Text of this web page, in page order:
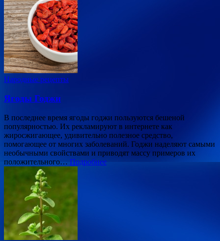
Народные рецепты
Ягоды Годжи
В последнее время ягоды годжи пользуются бешеной
популярностью. Их рекламируют в интернете как
жиросжигающее, удивительно полезное средство,
помогающее от многих заболеваний. Годжи наделяют самыми
необычными свойствами и приводят массу примеров их
положительного… Подробнее